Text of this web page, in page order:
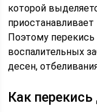
которой
приостанавливает
Поэтому
воспалительных
десен,
Как